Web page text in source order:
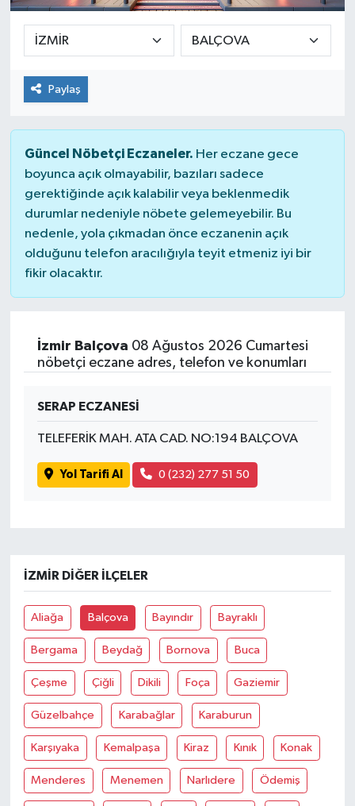
Paylaş
Güncel Nöbetçi Eczaneler. Her eczane gece
boyunca açık olmayabilir, bazıları sadece
gerektiğinde açık kalabilir veya beklenmedik
durumlar nedeniyle nöbete gelemeyebilir. Bu
nedenle, yola çıkmadan önce eczanenin açık
olduğunu telefon aracılığıyla teyit etmeniz iyi bir
fikir olacaktır.
İzmir Balçova 08 Ağustos 2026 Cumartesi
nöbetçi eczane adres, telefon ve konumları
SERAP ECZANESİ
TELEFERİK MAH. ATA CAD. NO:194 BALÇOVA
Yol Tarifi Al 0 (232) 277 51 50
İZMIR DIĞER İLÇELER
Aliağa Balçova Bayındır Bayraklı
Bergama Beydağ Bornova Buca
Çeşme Çiğli Dikili Foça Gaziemir
Güzelbahçe Karabağlar Karaburun
Karşıyaka Kemalpaşa Kiraz Kınık Konak
Menderes Menemen Narlıdere Ödemiş